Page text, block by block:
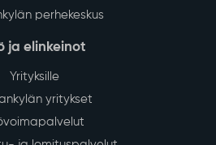
perhekeskus
ja elinkeinot
Yrityksille
yritykset